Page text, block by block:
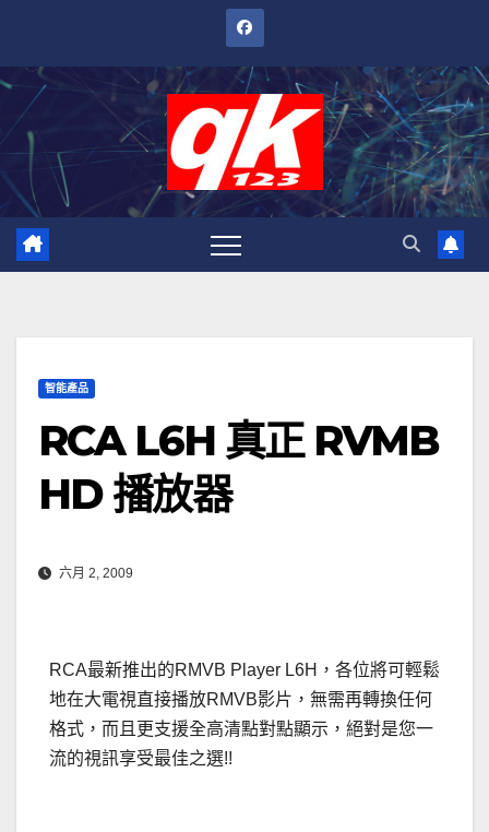
內
智能產品
RCA L6H 真正 RVMB
HD 播放器
六月 2, 2009
RCA最新推出的RMVB Player L6H，各位將可輕鬆
地在大電視直接播放RMVB影片，無需再轉換任何
格式，而且更支援全高清點對點顯示，絕對是您一
流的視訊享受最佳之選!!